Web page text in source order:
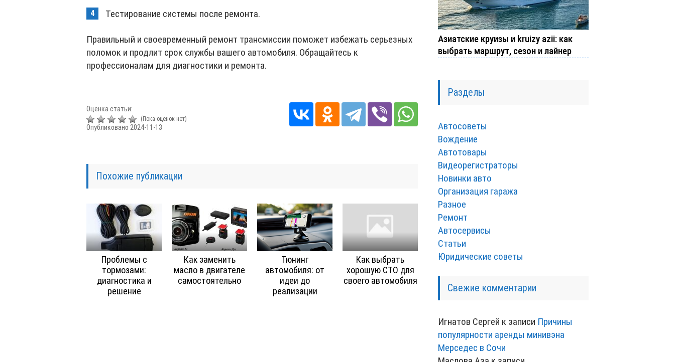
Тестирование системы после ремонта.
Правильный и своевременный ремонт трансмиссии поможет избежать серьезных
поломок и продлит срок службы вашего автомобиля. Обращайтесь к
профессионалам для диагностики и ремонта.
Оценка статьи:
(Пока оценок нет)
Опубликовано 2024-11-13
Похожие публикации
Проблемы с
тормозами:
диагностика и
решение
Как заменить
масло в двигателе
самостоятельно
Тюнинг
автомобиля: от
идеи до
реализации
Как выбрать
хорошую СТО для
своего автомобиля
Азиатские круизы и kruizy azii: как
выбрать маршрут, сезон и лайнер
Разделы
Автосоветы
Вождение
Автотовары
Видеорегистраторы
Новинки авто
Организация гаража
Разное
Ремонт
Автосервисы
Статьи
Юридические советы
Свежие комментарии
Игнатов Сергей к записи Причины
популярности аренды минивэна
Мерседес в Сочи